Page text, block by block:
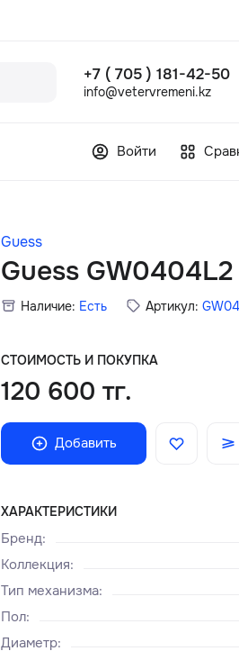
+7 ( 705 ) 181-42-50
info@vetervremeni.kz
Войти
Guess
Guess GW0404L2
Наличие: Есть Артикул:
СТОИМОСТЬ И ПОКУПКА
120 600 тг.
Добавить
ХАРАКТЕРИСТИКИ
Бренд:
Коллекция:
Тип механизма:
Пол:
Диаметр: